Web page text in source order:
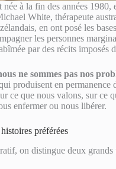
née à la fin des années 1980,
White, thérapeute
en ont posé les
les personnes
par des récits imposés
ne sommes pas nos
produisent en
ce que nous valons, sur ce
enfermer ou nous libérer.
préférées
on distingue deux grands